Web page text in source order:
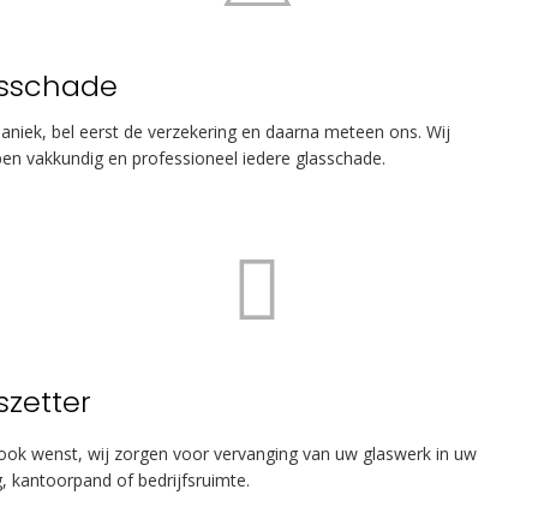
bel eerst de verzekering en daarna meteen ons. Wij
vakkundig en professioneel iedere glasschade.
wenst, wij zorgen voor vervanging van uw glaswerk in uw
kantoorpand of bedrijfsruimte.